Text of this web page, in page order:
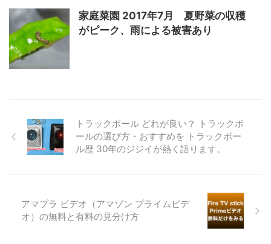
家庭菜園 2017年7月 夏野菜の収穫
がピーク、雨による被害あり
トラックボール どれが良い？ トラックボ
ールの選び方・おすすめを トラックボー
ル歴 30年のジジイが熱く語ります。
アマプラ ビデオ（アマゾン プライムビデ
オ）の無料と有料の見分け方